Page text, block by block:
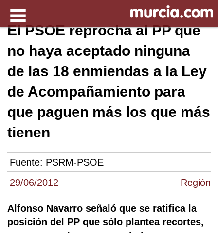
29/06/2012 Región
El PSOE reprocha al PP que
no haya aceptado ninguna
de las 18 enmiendas a la Ley
de Acompañamiento para
que paguen más los que más
tienen
Fuente: PSRM-PSOE
Alfonso Navarro señaló que se ratifica la
posición del PP que sólo plantea recortes,